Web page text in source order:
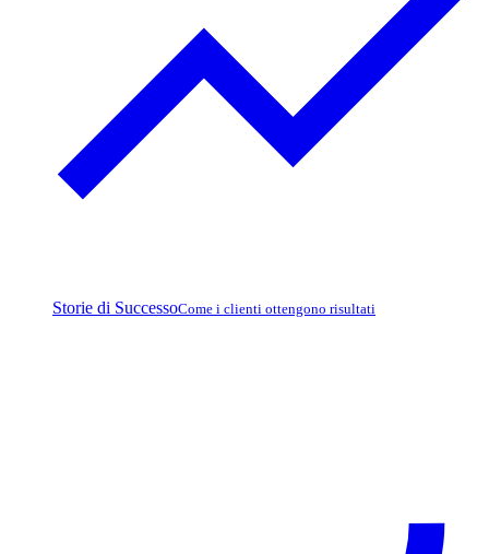
Storie di SuccessoCome i clienti ottengono risultati